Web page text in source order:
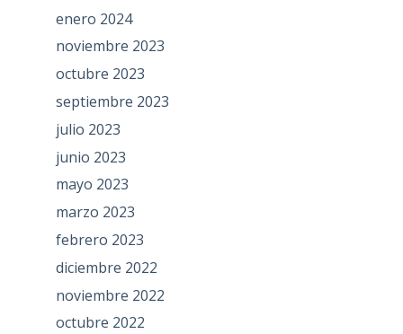
enero 2024
noviembre 2023
octubre 2023
septiembre 2023
julio 2023
junio 2023
mayo 2023
marzo 2023
febrero 2023
diciembre 2022
noviembre 2022
octubre 2022